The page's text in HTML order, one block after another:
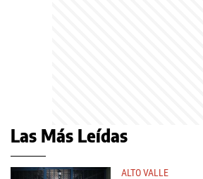
Las Más Leídas
ALTO VALLE